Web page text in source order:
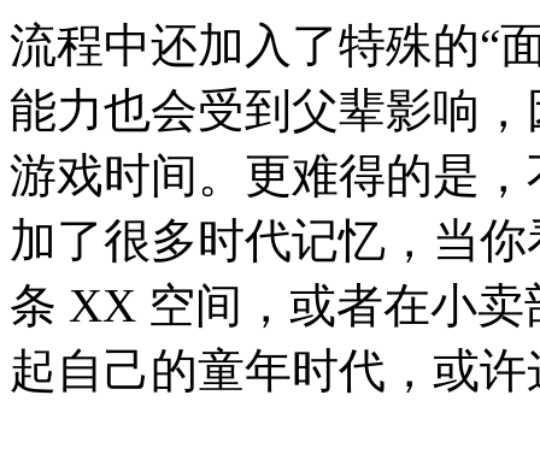
流程中还加入了特殊的“
能力也会受到父辈影响
游戏时间。更难得的是
加了很多时代记忆，当
条 XX 空间，或者在小
起自己的童年时代，或